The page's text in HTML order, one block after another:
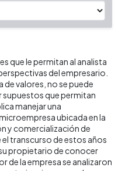
que le permitan al analista
del empresario.
valores, no se puede
supuestos que permitan
manejar una
ubicada en la
y comercialización de
transcurso de estos años
propietario de conocer
de la empresa se analizaron